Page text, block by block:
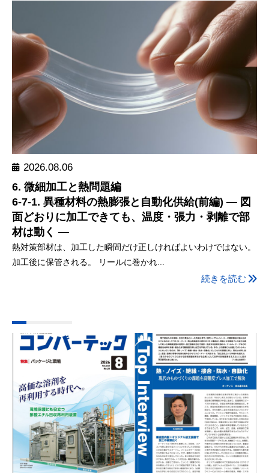
2026.08.06
6. 微細加工と熱問題編
6-7-1. 異種材料の熱膨張と自動化供給(前編) ― 図
面どおりに加工できても、温度・張力・剥離で部
材は動く ―
熱対策部材は、加工した瞬間だけ正しければよいわけではない。
加工後に保管される。 リールに巻かれ...
続きを読む